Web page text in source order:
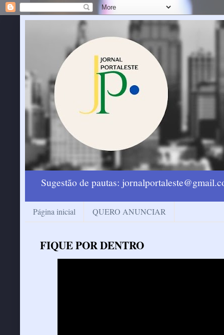
Sugestão de pautas:
Página inicial QUERO ANUNCIAR
FIQUE POR DENTRO